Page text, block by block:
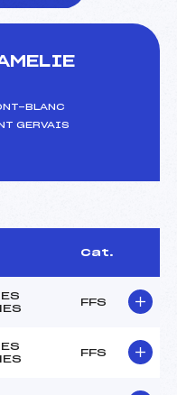
BLANC
GERVAIS
Cat.
FFS
FFS